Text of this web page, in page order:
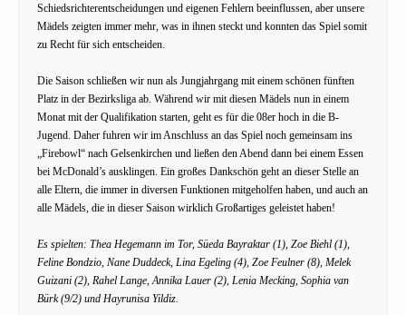
Schiedsrichterentscheidungen und eigenen Fehlern beeinflussen, aber unsere
Mädels zeigten immer mehr, was in ihnen steckt und konnten das Spiel somit
zu Recht für sich entscheiden.
Die Saison schließen wir nun als Jungjahrgang mit einem schönen fünften
Platz in der Bezirksliga ab. Während wir mit diesen Mädels nun in einem
Monat mit der Qualifikation starten, geht es für die 08er hoch in die B-
Jugend. Daher fuhren wir im Anschluss an das Spiel noch gemeinsam ins
„Firebowl“ nach Gelsenkirchen und ließen den Abend dann bei einem Essen
bei McDonald’s ausklingen. Ein großes Dankschön geht an dieser Stelle an
alle Eltern, die immer in diversen Funktionen mitgeholfen haben, und auch an
alle Mädels, die in dieser Saison wirklich Großartiges geleistet haben!
Es spielten: Thea Hegemann im Tor, Süeda Bayraktar (1), Zoe Biehl (1),
Feline Bondzio, Nane Duddeck, Lina Egeling (4), Zoe Feulner (8), Melek
Guizani (2), Rahel Lange, Annika Lauer (2), Lenia Mecking, Sophia van
Bürk (9/2) und Hayrunisa Yildiz.